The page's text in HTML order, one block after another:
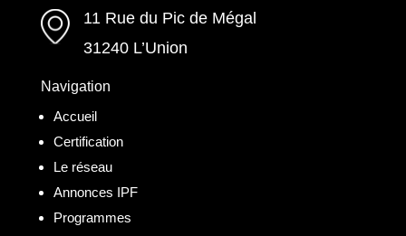
11 Rue du Pic de Mégal
31240 L’Union
Navigation
Accueil
Certification
Le réseau
Annonces IPF
Programmes